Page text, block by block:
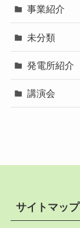
事業紹介
未分類
発電所紹介
講演会
サイトマップ